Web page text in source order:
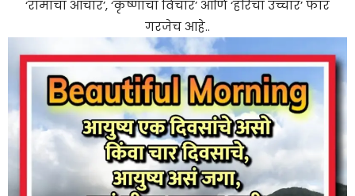
‘रामाचा आचार’, ‘कृष्णाचा विचार’ आणि ‘हरिचा उच्चार’ फार
गरजेच आहे..